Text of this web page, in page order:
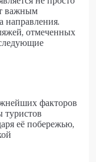
важным
направления.
отмеченных
факторов
её побережью,